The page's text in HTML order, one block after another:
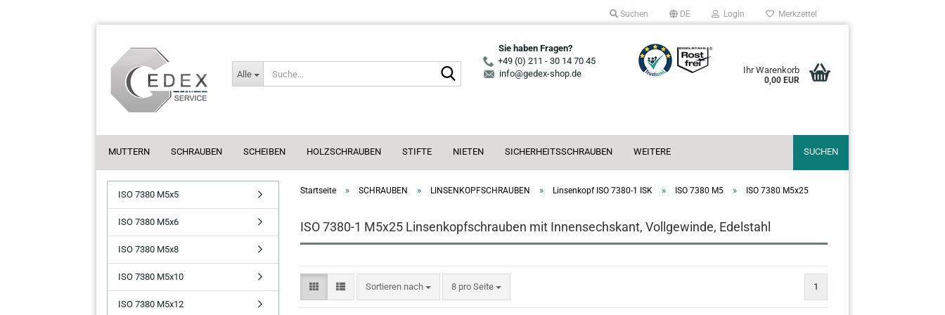
Suchen DE Login Merkzettel
Alle
Suche...
Sie haben Fragen?
+49 (0) 211 - 30 14 70 45
info@gedex-shop.de
Ihr Warenkorb
0,00 EUR
MUTTERN SCHRAUBEN SCHEIBEN HOLZSCHRAUBEN STIFTE NIETEN SICHERHEITSSCHRAUBEN SUCHEN
WEITERE
Startseite » SCHRAUBEN » LINSENKOPFSCHRAUBEN » Linsenkopf ISO 7380-1 ISK » ISO 7380 M5 » ISO 7380 M5x25
ISO 7380-1 M5x25 Linsenkopfschrauben mit Innensechskant, Vollgewinde, Edelstahl
Sortieren nach
Sortieren nach 8 pro Seite
pro Seite 1
ISO 7380 M5x5
ISO 7380 M5x6
ISO 7380 M5x8
ISO 7380 M5x10
ISO 7380 M5x12